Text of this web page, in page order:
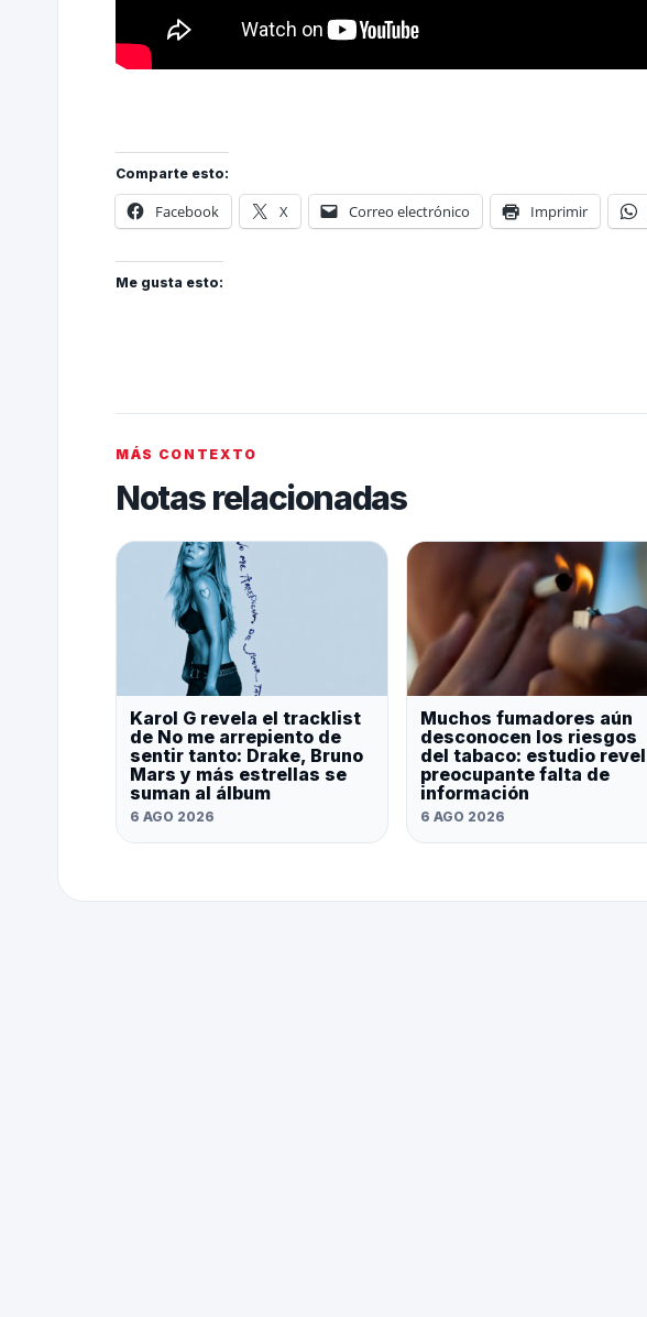
Comparte esto:
Facebook X Correo electrónico Imprimir
Me gusta esto:
MÁS CONTEXTO
Notas relacionadas
Karol G revela el tracklist
de No me arrepiento de
sentir tanto: Drake, Bruno
Mars y más estrellas se
suman al álbum
6 AGO 2026
Muchos fumadores aún
desconocen los riesgos
del tabaco: estudio
preocupante falta de
información
6 AGO 2026